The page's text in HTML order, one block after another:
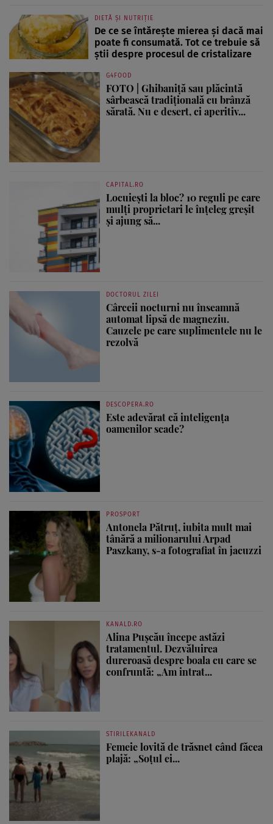
DIETĂ ȘI NUTRIȚIE
De ce se întărește mierea și dacă mai
poate fi consumată. Tot ce trebuie să
știi despre procesul de cristalizare
G4FOOD
FOTO | Ghibaniță sau plăcintă
sârbească tradițională cu brânză
sărată. Nu e desert, ci aperitiv...
CAPITAL.RO
Locuiești la bloc? 10 reguli pe care
mulți proprietari le înțeleg greșit
și ajung să...
DOCTORUL ZILEI
Cârceii nocturni nu înseamnă
automat lipsă de magneziu.
Cauzele pe care suplimentele nu le
rezolvă
DESCOPERA.RO
Este adevărat că inteligența
oamenilor scade?
PROSPORT
Antonela Pătruț, iubita mult mai
tânără a milionarului Arpad
Paszkany, s-a fotografiat în jacuzzi
KANALD.RO
Alina Pușcău începe astăzi
tratamentul. Dezvăluirea
dureroasă despre boala cu care se
confruntă: „Am intrat...
STIRILEKANALD
Femeie lovită de trăsnet când făcea
plajă: „Soțul ei...